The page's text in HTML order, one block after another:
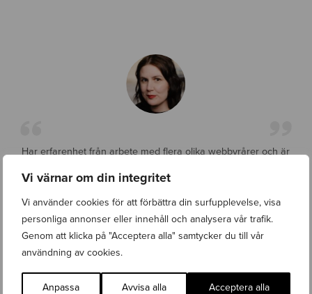
Vi värnar om din integritet
Vi använder cookies för att förbättra din surfupplevelse, visa
personliga annonser eller innehåll och analysera vår trafik.
Genom att klicka på "Acceptera alla" samtycker du till vår
användning av cookies.
Anpassa Avvisa alla Acceptera alla
Har erfarenhet från arbete med flera olika webbyrårer och är
tillgång till uppdateringar och alla verktyg ger en full kontroll
samtidigt som supporten är snabb och professionell vid
behov. Transparensen och tillgängligheten gör Wasabi till ett
utmärkt val för alla som söker en pålitlig webbyrå.
Johanna Carlberg
Marknads- och kommunikationschef